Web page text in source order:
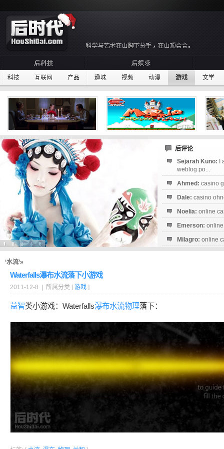
科技 互联网 产品 趣味 视频 动漫 游戏 文学
后评论
Sejarah Kuno:
weblog po...
Ahmed: casino
Dale: casino
Noelia: online
Emerson:
Milagro: online
‘水流’»
Waterfalls瀑布水流落下小游戏
2011-12-8 | 所属分类 [ 游戏 ]
益智类小游戏：Waterfalls瀑布水流物理落下：